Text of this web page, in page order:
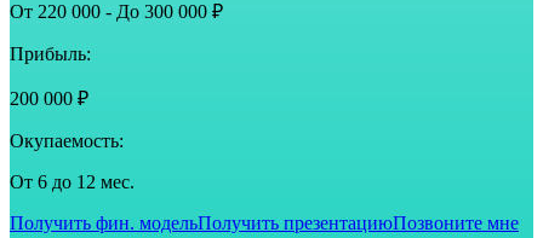
От 220 000 - До 300 000 ₽
Прибыль:
200 000 ₽
Окупаемость:
От 6 до 12 мес.
Получить фин. модельПолучить презентациюПозвоните мне